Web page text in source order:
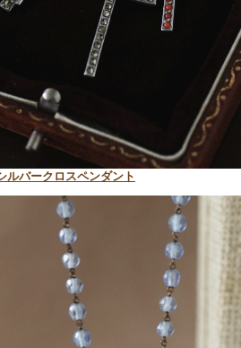
バークロスペンダント